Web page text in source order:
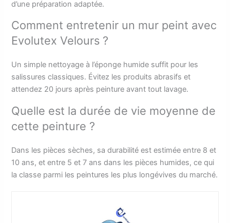
d’une préparation adaptée.
Comment entretenir un mur peint avec
Evolutex Velours ?
Un simple nettoyage à l’éponge humide suffit pour les
salissures classiques. Évitez les produits abrasifs et
attendez 20 jours après peinture avant tout lavage.
Quelle est la durée de vie moyenne de
cette peinture ?
Dans les pièces sèches, sa durabilité est estimée entre 8 et
10 ans, et entre 5 et 7 ans dans les pièces humides, ce qui
la classe parmi les peintures les plus longévives du marché.